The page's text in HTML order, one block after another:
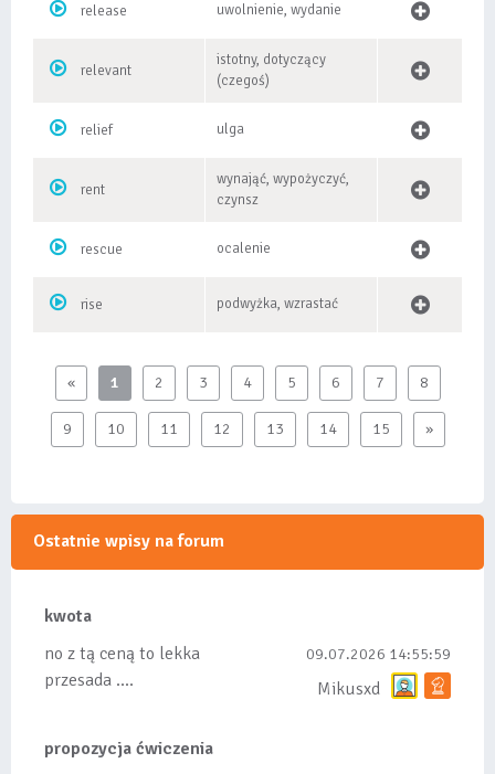
release uwolnienie, wydanie
relevant
istotny, dotyczący
(czegoś)
relief ulga
rent
wynająć, wypożyczyć,
czynsz
rescue ocalenie
rise podwyżka, wzrastać
« 1 2 3 4 5 6 7 8
9 10 11 12 13 14 15 »
Ostatnie wpisy na forum
kwota
no z tą ceną to lekka
przesada ....
09.07.2026 14:55:59
Mikusxd
propozycja ćwiczenia